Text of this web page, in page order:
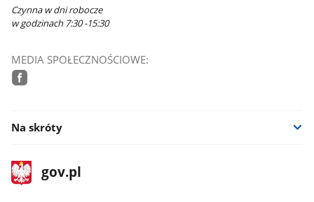
Czynna w dni robocze
w godzinach 7:30 -15:30
MEDIA SPOŁECZNOŚCIOWE:
Na skróty
stopka
gov.plStrona
gov.pl